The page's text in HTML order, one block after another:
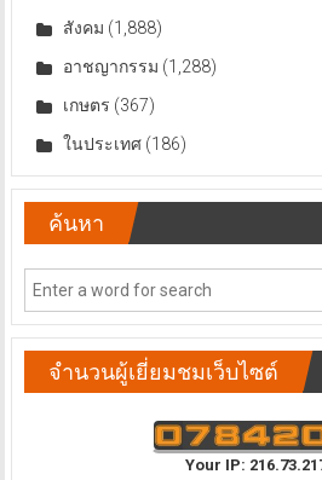
สังคม (1,888)
อาชญากรรม (1,288)
เกษตร (367)
ในประเทศ(186)
ค้นหา
จำนวนผู้เยี่ยมชมเว็บไซต์
Your IP: